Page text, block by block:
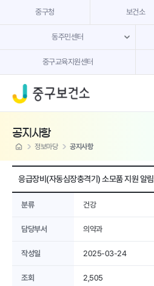
중구청 보건소
동주민센터
중구교육지원센터
공지사항
home 정보마당 공지사항
응급장비(자동심장충격기) 소모품 지원 알림
분류 건강
담당부서 의약과
작성일 2025-03-24
조회 2,505